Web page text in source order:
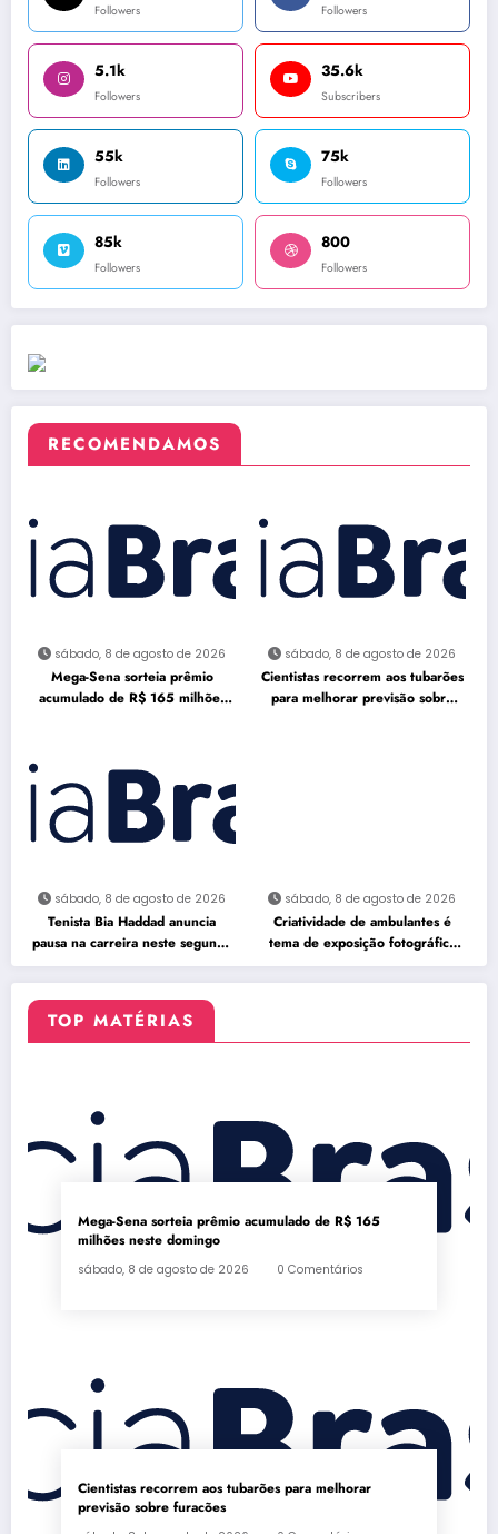
Followers Followers
5.1k
Followers
35.6k
Subscribers
55k
Followers
75k
Followers
85k
Followers
800
Followers
RECOMENDAMOS
sábado, 8 de agosto de 2026
Mega-Sena sorteia prêmio
acumulado de R$ 165 milhões
sábado, 8 de agosto de 2026
Cientistas recorrem aos tubarões
para melhorar previsão sobre
sábado, 8 de agosto de 2026
Tenista Bia Haddad anuncia
pausa na carreira neste segundo
semestre
sábado, 8 de agosto de 2026
Criatividade de ambulantes é
tema de exposição fotográfica
no Rio
TOP MATÉRIAS
Mega-Sena sorteia prêmio acumulado de R$ 165
milhões neste domingo
sábado, 8 de agosto de 2026 0 Comentários
Cientistas recorrem aos tubarões para melhorar
previsão sobre furacões